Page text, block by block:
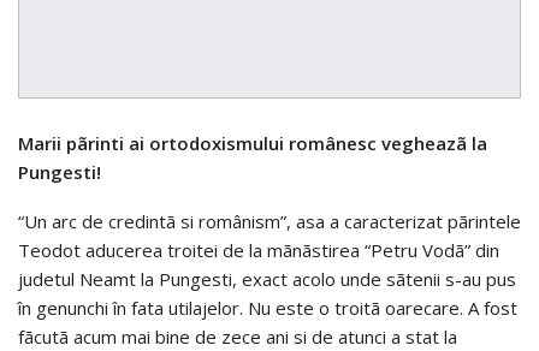
Marii pãrinti ai ortodoxismului românesc vegheazã la
Pungesti!
“Un arc de credintã si românism”, asa a caracterizat pãrintele
Teodot aducerea troitei de la mãnãstirea “Petru Vodã” din
judetul Neamt la Pungesti, exact acolo unde sãtenii s-au pus
în genunchi în fata utilajelor. Nu este o troitã oarecare. A fost
fãcutã acum mai bine de zece ani si de atunci a stat la